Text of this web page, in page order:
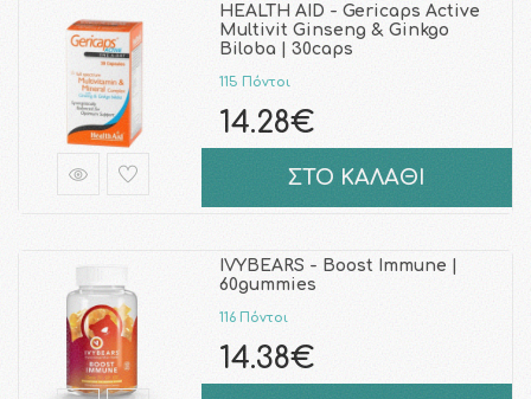
HEALTH AID - Gericaps Active
Multivit Ginseng & Ginkgo
Biloba | 30caps
115 Πόντοι
14.28€
ΣΤΟ ΚΑΛΑΘΙ
IVYBEARS - Boost Immune |
60gummies
116 Πόντοι
14.38€